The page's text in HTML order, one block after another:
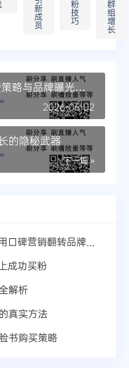
新
成
员
粉
技
巧
群
组
增
长
略与品牌曝光策
2026-06-02
的隐秘武器
下一篇 »
成功买粉
解析
真实方法
书购买策略